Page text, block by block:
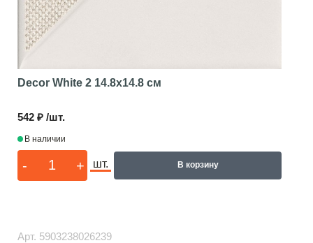
Decor White 2 14.8x14.8 см
542 ₽ /шт.
В наличии
- + шт. В корзину
Арт. 5903238026239